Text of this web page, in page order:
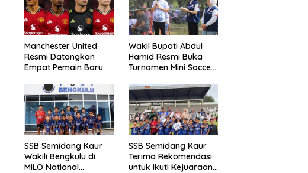
Manchester United
Resmi Datangkan
Empat Pemain Baru
Wakil Bupati Abdul
Hamid Resmi Buka
Turnamen Mini Soccer
SSB Semidang Kaur
Wakili Bengkulu di
MILO National
SSB Semidang Kaur
Terima Rekomendasi
untuk Ikuti Kejuaraan